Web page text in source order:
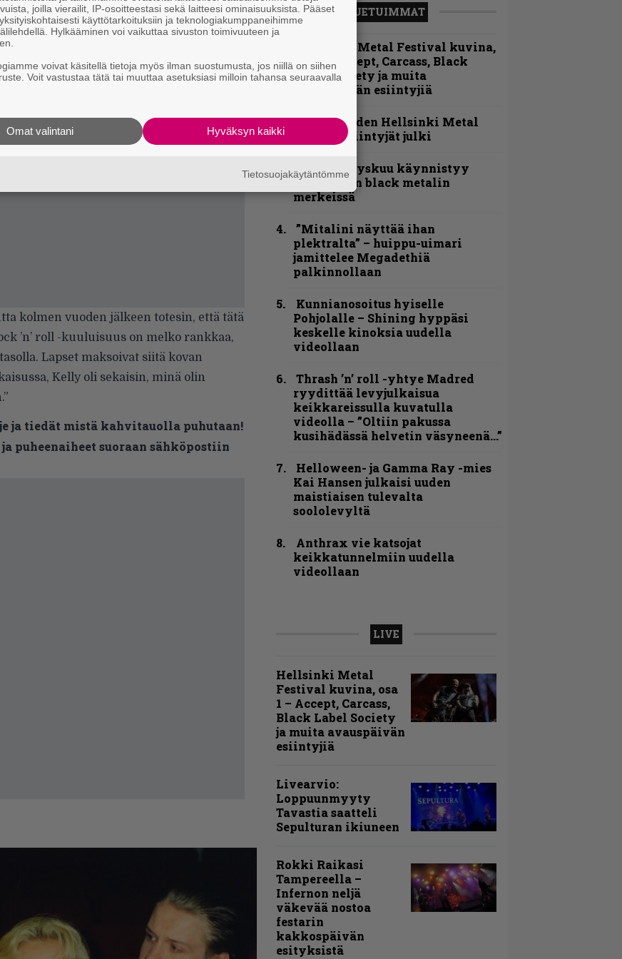
kolmen vuoden jälkeen totesin, että tätä
’n’ roll -kuuluisuus on melko rankkaa,
Lapset maksoivat siitä kovan
Kelly oli sekaisin, minä olin
ja tiedät mistä kahvitauolla puhutaan!
puheenaiheet suoraan sähköpostiin
LUETUIMMAT
Hellsinki Metal Festival kuvina,
osa 1 – Accept, Carcass, Black
Label Society ja muita
avauspäivän esiintyjiä
Loppuvuoden Hellsinki Metal
Cruisen esiintyjät julki
Espoon syyskuu käynnistyy
kotimaisen black metalin
merkeissä
”Mitalini näyttää ihan
plektralta” – huippu-uimari
jamittelee Megadethiä
palkinnollaan
Kunnianosoitus hyiselle
Pohjolalle – Shining hyppäsi
keskelle kinoksia uudella
videollaan
Thrash ’n’ roll -yhtye Madred
ryydittää levyjulkaisua
keikkareissulla kuvatulla
videolla – ”Oltiin pakussa
kusihädässä helvetin väsyneenä…”
Helloween- ja Gamma Ray -mies
Kai Hansen julkaisi uuden
maistiaisen tulevalta
soololevyltä
Anthrax vie katsojat
keikkatunnelmiin uudella
videollaan
LIVE
Hellsinki Metal
Festival kuvina, osa
1 – Accept, Carcass,
Black Label Society
ja muita avauspäivän
esiintyjiä
Livearvio:
Loppuunmyyty
Tavastia saatteli
Sepulturan ikiuneen
Rokki Raikasi
Tampereella –
Infernon neljä
väkevää nostoa
festarin
kakkospäivän
esityksistä
joilla vierailit, IP-osoitteestasi sekä laitteesi ominaisuuksista. Pääset
käyttötarkoituksiin ja teknologiakumppaneihimme
Hylkääminen voi vaikuttaa sivuston toimivuuteen ja
voivat käsitellä tietoja myös ilman suostumusta, jos niillä on siihen
Voit vastustaa tätä tai muuttaa asetuksiasi milloin tahansa seuraavalla
Hyväksyn kaikki
Omat valintani
Tietosuojakäytäntömme